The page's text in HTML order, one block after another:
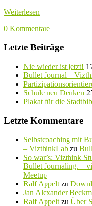
Weiterlesen
0 Kommentare
Letzte Beiträge
Nie wieder ist jetzt!
Bullet Journal –
Schule neu Denken
Plakat für die
Letzte Kommentare
Selbstcoaching mit
– VizthinkLab zu
So war’s: Vizthink
Bullet Journaling. –
Meetup
Ralf Appelt zu
Jan Alexander
Ralf Appelt zu Über